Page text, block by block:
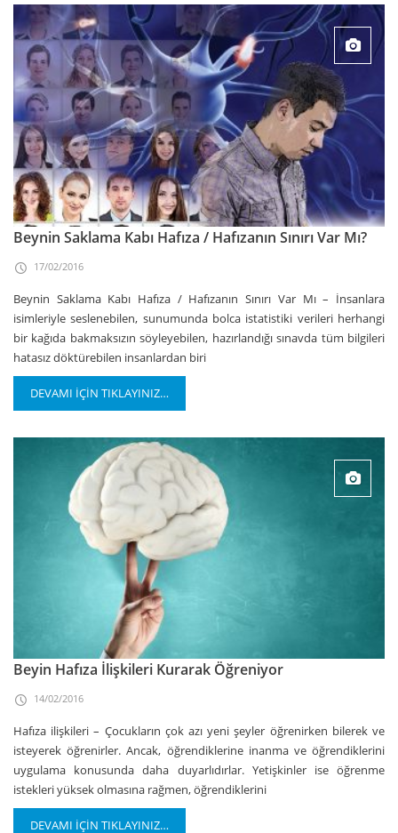
Beynin Saklama Kabı Hafıza / Hafızanın Sınırı Var Mı?
17/02/2016
Beynin Saklama Kabı Hafıza / Hafızanın Sınırı Var Mı – İnsanlara
isimleriyle seslenebilen, sunumunda bolca istatistiki verileri herhangi
bir kağıda bakmaksızın söyleyebilen, hazırlandığı sınavda tüm bilgileri
hatasız döktürebilen insanlardan biri
DEVAMI İÇİN TIKLAYINIZ…
Beyin Hafıza İlişkileri Kurarak Öğreniyor
14/02/2016
Hafıza ilişkileri – Çocukların çok azı yeni şeyler öğrenirken bilerek ve
isteyerek öğrenirler. Ancak, öğrendiklerine inanma ve öğrendiklerini
uygulama konusunda daha duyarlıdırlar. Yetişkinler ise öğrenme
istekleri yüksek olmasına rağmen, öğrendiklerini
DEVAMI İÇİN TIKLAYINIZ…